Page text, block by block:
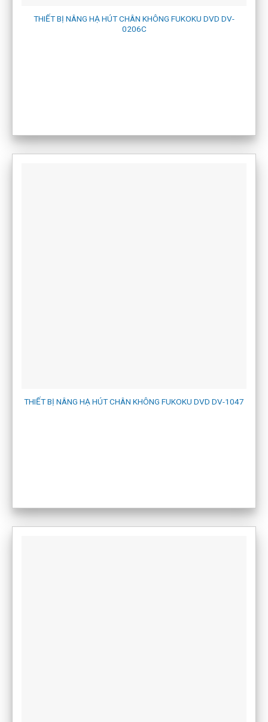
THIẾT BỊ NÂNG HẠ HÚT CHÂN KHÔNG FUKOKU DVD DV-
0206C
THIẾT BỊ NÂNG HẠ HÚT CHÂN KHÔNG FUKOKU DVD DV-1047